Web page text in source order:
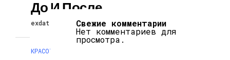
До И После
exdat 31.07.2026
КРАСОТА И ЗДОРОВЬЕ
Свежие комментарии
Нет комментариев для
просмотра.